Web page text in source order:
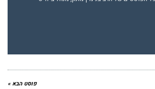
פוסט הבא »